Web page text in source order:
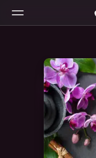
ホーム
新着おすすめ
ラジオ
Apple